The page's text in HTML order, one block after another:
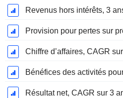
Revenus hors intérêts, 3
Provision pour pertes sur
Chiffre d’affaires, CAGR
Résultat net, CAGR sur 3